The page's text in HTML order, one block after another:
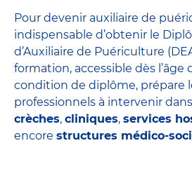
Pour devenir auxiliaire de
indispensable d’obtenir le
d’Auxiliaire de Puériculture
formation, accessible dès l’âge
condition de diplôme, prépare
professionnels à intervenir
crèches, cliniques, services
encore structures médico-